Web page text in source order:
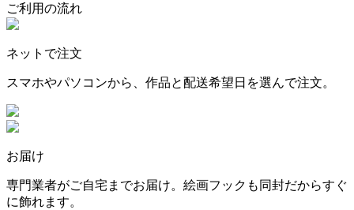
ご利用の流れ
ネットで注文
スマホやパソコンから、作品と配送希望日を選んで注文。
お届け
専門業者がご自宅までお届け。絵画フックも同封だからすぐ
に飾れます。